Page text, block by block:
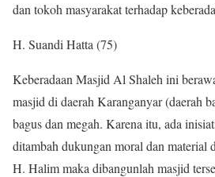
dan tokoh masyarakat terhadap
H. Suandi Hatta (75)
Keberadaan Masjid Al Shaleh ini
masjid di daerah Karanganyar (daerah
bagus dan megah. Karena itu, ada
ditambah dukungan moral dan
H. Halim maka dibangunlah masjid